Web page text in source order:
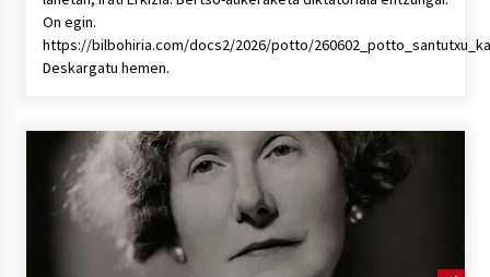
On egin.
https://bilbohiria.com/docs2/2026/potto/
Deskargatu hemen.